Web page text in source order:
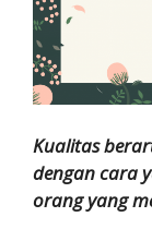
Kualitas
dengan cara
orang yang